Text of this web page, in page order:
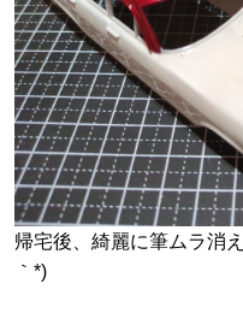
帰宅後、綺麗に筆ムラ消
｀*)